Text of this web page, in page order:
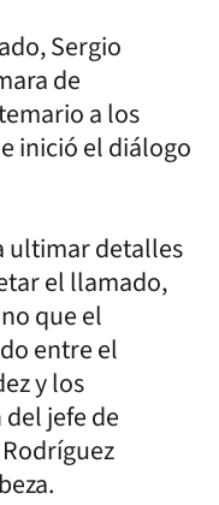
Sergio
de
a los
inició el diálogo
ultimar detalles
el llamado,
que el
entre el
y los
jefe de